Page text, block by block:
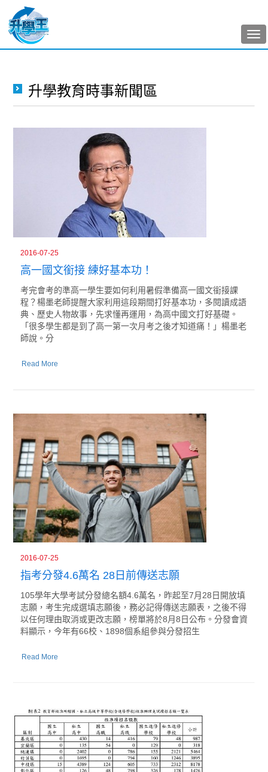
升學教育時事新聞區
2016-07-25
高一國文銜接 練好基本功！
考完會考的準高一學生要如何利用暑假準備高一國文銜接課
程？楊墨老師提醒大家利用這段期間打好基本功，多閱讀成語
典、歷史人物故事，先求懂再運用，為高中國文打好基礎。
「很多學生都是到了高一第一次月考之後才知道痛！」楊墨老
師說。分
Read More
2016-07-25
指考分發4.6萬名 28日前傳送志願
105學年大學考試分發總名額4.6萬名，昨起至7月28日開放填
志願，考生完成選填志願後，務必記得傳送志願表，之後不得
以任何理由取消或更改志願，榜單將於8月8日公布。分發會資
料顯示，今年有66校、1898個系組參與分發招生
Read More